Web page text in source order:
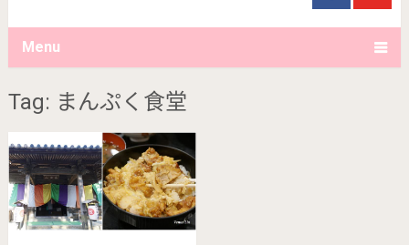
Menu
Tag: まんぷく食堂